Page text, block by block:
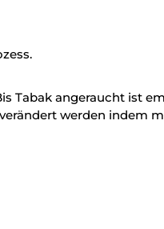
Tabak angeraucht ist
werden indem